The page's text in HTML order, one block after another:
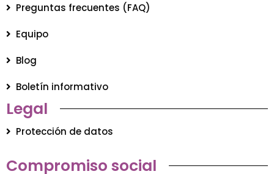
Preguntas frecuentes (FAQ)
Equipo
Blog
Boletín informativo
Legal
Protección de datos
Compromiso social